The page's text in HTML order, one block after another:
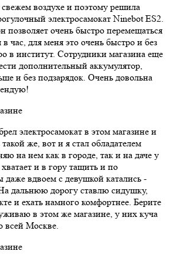
воздухе и поэтому решила
электросамокат Ninebot ES2.
позволяет очень быстро перемещаться
час, для меня это очень быстро и без
в институт. Сотрудники магазина еще
дополнительный аккумулятор,
и без подзарядок. Очень довольна
электросамокат в этом магазине и
же, вот и я стал обладателем
на нем как в городе, так и на даче у
и в гору тащить и по
вдвоем с девушкой катались -
дальнюю дорогу ставлю сидушку,
и ехать намного комфортнее. Берите
в этом же магазине, у них куча
всей Москве.